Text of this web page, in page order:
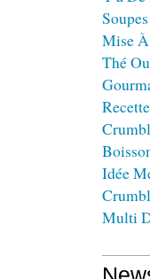
Soupes
Mise
Thé
Idée
Multi